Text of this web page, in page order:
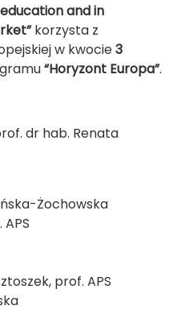
and in
korzysta z
w kwocie3
“Horyzont Europa”.
dr hab. Renata
Żochowska
prof. APS